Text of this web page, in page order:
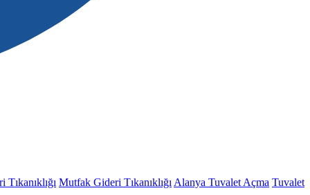
Mutfak Gideri Tıkanıklığı Alanya Tuvalet Açma Tuvalet